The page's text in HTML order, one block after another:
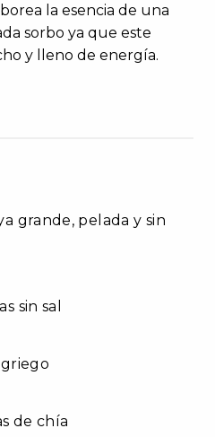
la esencia de una
sorbo ya que este
y lleno de energía.
grande, pelada y sin
sin sal
de chía